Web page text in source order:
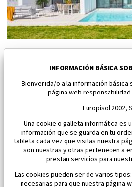
Baños y Mendigo
Dormitorios:4 Área:202 M2
1 101 500 €
INFORMACIÓN BÁSICA
Bienvenida/o a la información básica
página web
Europisol 2002,
Una cookie o galleta informática es
información que se guarda en tu
tableta cada vez que visitas nuestra
son nuestras y otras pertenecen a
prestan servicios para
Las cookies pueden ser de varios
necesarias para que nuestra página